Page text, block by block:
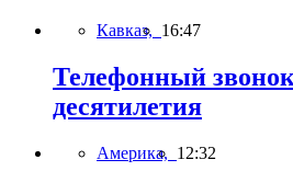
Кавказ, 16:47
Телефонный
десятилетия
Америка, 12:32